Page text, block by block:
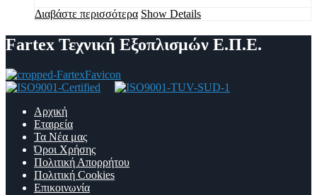
Διαβάστε περισσότερα Show Details
Fartex Τεχνική Εξοπλισμών Ε.Π.Ε.
Αρχική
Εταιρεία
Τα Νέα μας
Όροι Χρήσης
Πολιτική Απορρήτου
Πολιτική Cookies
Επικοινωνία